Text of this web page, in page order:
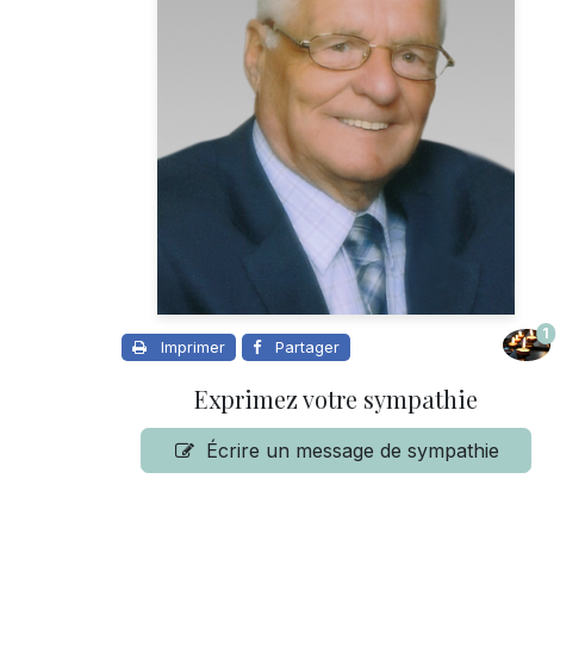
Imprimer Partager
1
Exprimez votre sympathie
Écrire un message de sympathie